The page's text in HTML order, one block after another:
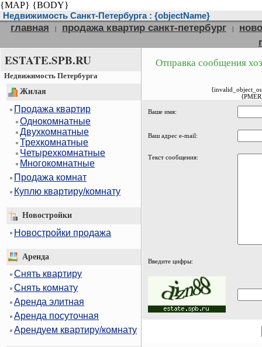
{MAP} {BODY}
Недвижимость Санкт-Петербурга : {objectName}
главная | продажа квартир санкт-петербург |
ESTATE.SPB.RU
Недвижимость Петербурга
Жилая
Продажа квартир
Однокомнатные
Двухкомнатные
Трехкомнатные
Четырехкомнатные
Многокомнатные
Продажа комнат
Куплю квартиру/комнату
Новостройки
Новостройки продажа
Аренда
Снять квартиру
Снять комнату
Аренда элитная
Аренда посуточная
Арендуем квартиру/комнату
Отправка сообщения
Ваше имя:
Ваш адрес e-mail:
Текст сообщения:
Введите цифры: